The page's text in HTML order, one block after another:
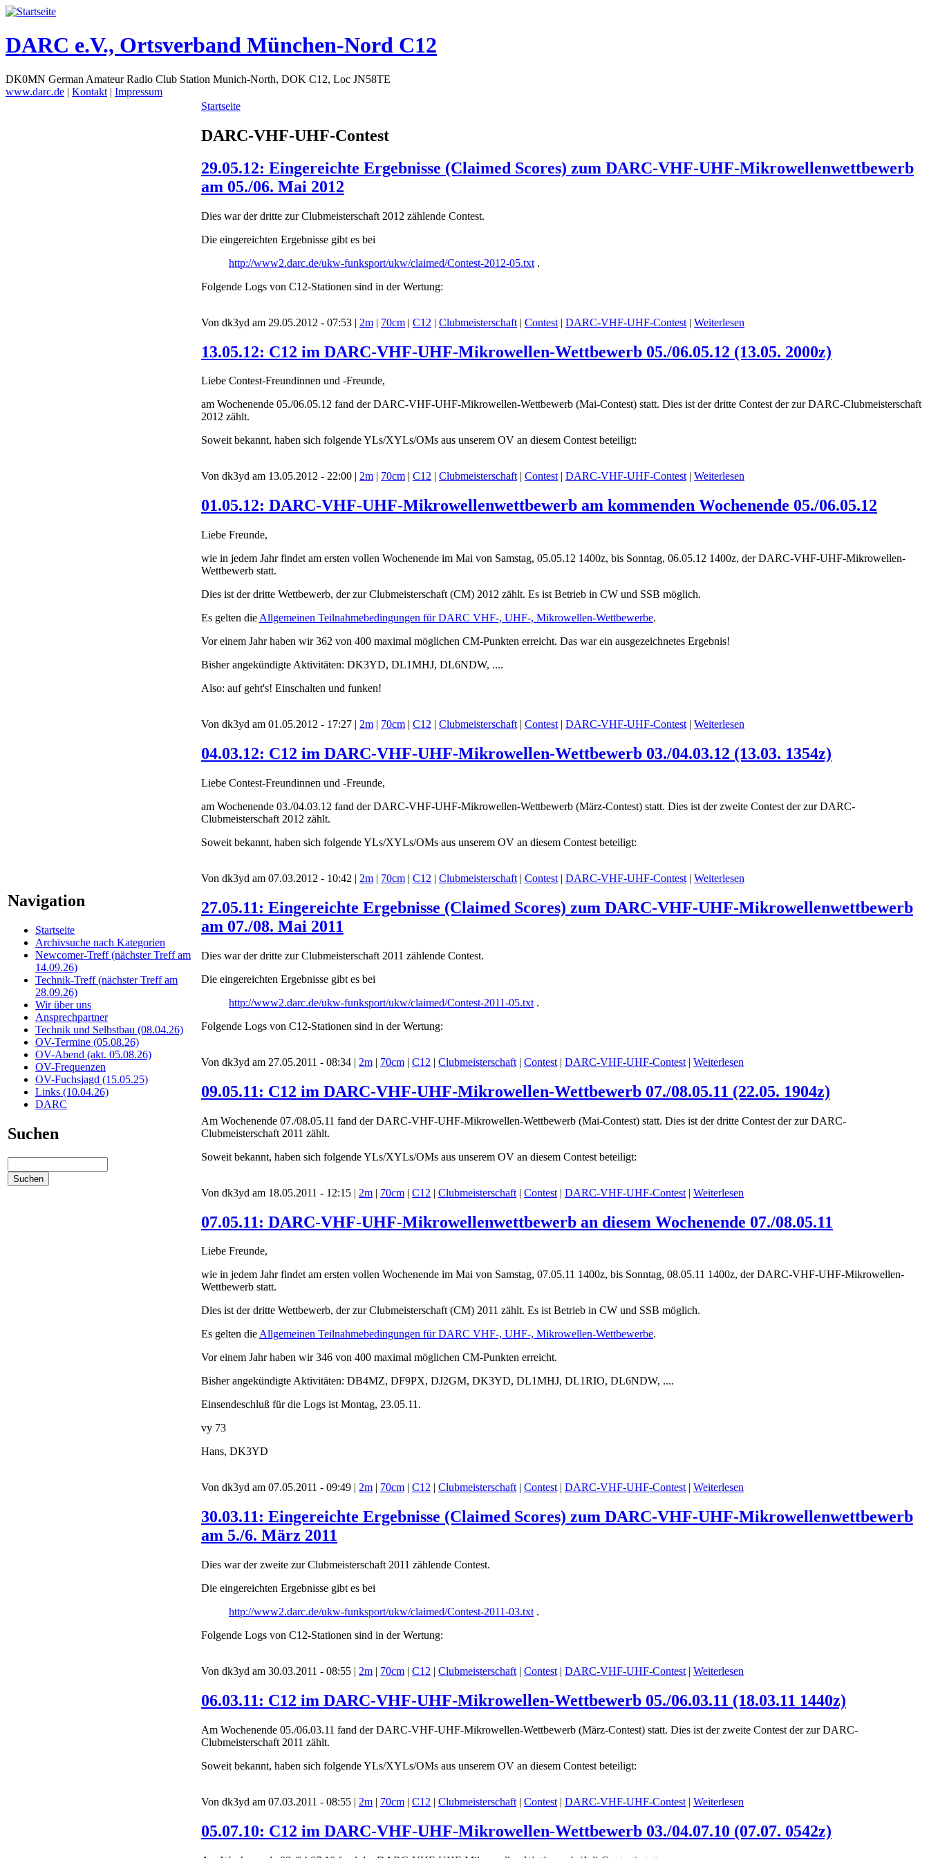
DARC e.V., Ortsverband München-Nord C12
DK0MN German Amateur Radio Club Station Munich-North, DOK C12, Loc JN58TE
www.darc.de | Kontakt | Impressum
Navigation
Startseite
Archivsuche nach Kategorien
Newcomer-Treff (nächster Treff am
14.09.26)
Technik-Treff (nächster Treff am
28.09.26)
Wir über uns
Ansprechpartner
Technik und Selbstbau (08.04.26)
OV-Termine (05.08.26)
OV-Abend (akt. 05.08.26)
OV-Frequenzen
OV-Fuchsjagd (15.05.25)
Links (10.04.26)
DARC
Suchen
Startseite
DARC-VHF-UHF-Contest
29.05.12: Eingereichte Ergebnisse (Claimed Scores) zum DARC-VHF-UHF-Mikrowellenwettbewerb
am 05./06. Mai 2012
Dies war der dritte zur Clubmeisterschaft 2012 zählende Contest.
Die eingereichten Ergebnisse gibt es bei
http://www2.darc.de/ukw-funksport/ukw/claimed/Contest-2012-05.txt .
Folgende Logs von C12-Stationen sind in der Wertung:
Von dk3yd am 29.05.2012 - 07:53 | 2m | 70cm | C12 | Clubmeisterschaft | Contest | DARC-VHF-UHF-Contest | Weiterlesen
13.05.12: C12 im DARC-VHF-UHF-Mikrowellen-Wettbewerb 05./06.05.12 (13.05. 2000z)
Liebe Contest-Freundinnen und -Freunde,
am Wochenende 05./06.05.12 fand der DARC-VHF-UHF-Mikrowellen-Wettbewerb (Mai-Contest) statt. Dies ist der dritte Contest der zur DARC-Clubmeisterschaft
2012 zählt.
Soweit bekannt, haben sich folgende YLs/XYLs/OMs aus unserem OV an diesem Contest beteiligt:
Von dk3yd am 13.05.2012 - 22:00 | 2m | 70cm | C12 | Clubmeisterschaft| Contest| DARC-VHF-UHF-Contest| Weiterlesen
01.05.12: DARC-VHF-UHF-Mikrowellenwettbewerb am kommenden Wochenende 05./06.05.12
Liebe Freunde,
wie in jedem Jahr findet am ersten vollen Wochenende im Mai von Samstag, 05.05.12 1400z, bis Sonntag, 06.05.12 1400z, der DARC-VHF-UHF-Mikrowellen-
Wettbewerb statt.
Dies ist der dritte Wettbewerb, der zur Clubmeisterschaft (CM) 2012 zählt. Es ist Betrieb in CW und SSB möglich.
Es gelten die Allgemeinen Teilnahmebedingungen für DARC VHF-, UHF-, Mikrowellen-Wettbewerbe.
Vor einem Jahr haben wir 362 von 400 maximal möglichen CM-Punkten erreicht. Das war ein ausgezeichnetes Ergebnis!
Bisher angekündigte Aktivitäten: DK3YD, DL1MHJ, DL6NDW, ....
Also: auf geht's! Einschalten und funken!
Von dk3yd am 01.05.2012 - 17:27 | 2m | 70cm | C12 | Clubmeisterschaft | Contest | DARC-VHF-UHF-Contest | Weiterlesen
04.03.12: C12 im DARC-VHF-UHF-Mikrowellen-Wettbewerb 03./04.03.12 (13.03. 1354z)
Liebe Contest-Freundinnen und -Freunde,
am Wochenende 03./04.03.12 fand der DARC-VHF-UHF-Mikrowellen-Wettbewerb (März-Contest) statt. Dies ist der zweite Contest der zur DARC-
Clubmeisterschaft 2012 zählt.
Soweit bekannt, haben sich folgende YLs/XYLs/OMs aus unserem OV an diesem Contest beteiligt:
Von dk3yd am 07.03.2012 - 10:42 | 2m | 70cm | C12 | Clubmeisterschaft | Contest | DARC-VHF-UHF-Contest | Weiterlesen
27.05.11: Eingereichte Ergebnisse (Claimed Scores) zum DARC-VHF-UHF-Mikrowellenwettbewerb
am 07./08. Mai 2011
Dies war der dritte zur Clubmeisterschaft 2011 zählende Contest.
Die eingereichten Ergebnisse gibt es bei
http://www2.darc.de/ukw-funksport/ukw/claimed/Contest-2011-05.txt .
Folgende Logs von C12-Stationen sind in der Wertung:
Von dk3yd am 27.05.2011 - 08:34 | 2m | 70cm | C12 | Clubmeisterschaft | Contest | DARC-VHF-UHF-Contest | Weiterlesen
09.05.11: C12 im DARC-VHF-UHF-Mikrowellen-Wettbewerb 07./08.05.11 (22.05. 1904z)
Am Wochenende 07./08.05.11 fand der DARC-VHF-UHF-Mikrowellen-Wettbewerb (Mai-Contest) statt. Dies ist der dritte Contest der zur DARC-
Clubmeisterschaft 2011 zählt.
Soweit bekannt, haben sich folgende YLs/XYLs/OMs aus unserem OV an diesem Contest beteiligt:
Von dk3yd am 18.05.2011 - 12:15 | 2m | 70cm | C12 | Clubmeisterschaft | Contest | DARC-VHF-UHF-Contest | Weiterlesen
07.05.11: DARC-VHF-UHF-Mikrowellenwettbewerb an diesem Wochenende 07./08.05.11
Liebe Freunde,
wie in jedem Jahr findet am ersten vollen Wochenende im Mai von Samstag, 07.05.11 1400z, bis Sonntag, 08.05.11 1400z, der DARC-VHF-UHF-Mikrowellen-
Wettbewerb statt.
Dies ist der dritte Wettbewerb, der zur Clubmeisterschaft (CM) 2011 zählt. Es ist Betrieb in CW und SSB möglich.
Es gelten dieAllgemeinen Teilnahmebedingungen für DARC VHF-, UHF-, Mikrowellen-Wettbewerbe.
Vor einem Jahr haben wir 346 von 400 maximal möglichen CM-Punkten erreicht.
Bisher angekündigte Aktivitäten: DB4MZ, DF9PX, DJ2GM, DK3YD, DL1MHJ, DL1RIO, DL6NDW, ....
Einsendeschluß für die Logs ist Montag, 23.05.11.
vy 73
Hans, DK3YD
Von dk3yd am 07.05.2011 - 09:49 | 2m 70cm C12 Clubmeisterschaft| Contest| DARC-VHF-UHF-Contest| Weiterlesen
30.03.11: Eingereichte Ergebnisse (Claimed Scores) zum DARC-VHF-UHF-Mikrowellenwettbewerb
am 5./6. März 2011
Dies war der zweite zur Clubmeisterschaft 2011 zählende Contest.
Die eingereichten Ergebnisse gibt es bei
http://www2.darc.de/ukw-funksport/ukw/claimed/Contest-2011-03.txt .
Folgende Logs von C12-Stationen sind in der Wertung:
Von dk3yd am 30.03.2011 - 08:55 | 2m | 70cm | C12 | Clubmeisterschaft | Contest | DARC-VHF-UHF-Contest | Weiterlesen
06.03.11: C12 im DARC-VHF-UHF-Mikrowellen-Wettbewerb 05./06.03.11 (18.03.11 1440z)
Am Wochenende 05./06.03.11 fand der DARC-VHF-UHF-Mikrowellen-Wettbewerb (März-Contest) statt. Dies ist der zweite Contest der zur DARC-
Clubmeisterschaft 2011 zählt.
Soweit bekannt, haben sich folgende YLs/XYLs/OMs aus unserem OV an diesem Contest beteiligt:
Von dk3yd am 07.03.2011 - 08:55 | 2m | 70cm | C12 | Clubmeisterschaft | Contest | DARC-VHF-UHF-Contest | Weiterlesen
05.07.10: C12 im DARC-VHF-UHF-Mikrowellen-Wettbewerb 03./04.07.10 (07.07. 0542z)